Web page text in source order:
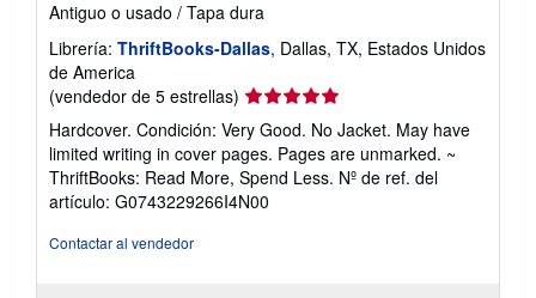
Antiguo o usado / Tapa dura
Librería: ThriftBooks-Dallas, Dallas, TX, Estados Unidos
de America
(vendedor de 5 estrellas) Calificación
del
vendedor:
5
de
5
Hardcover. Condición: Very Good. No Jacket. May have
limited writing in cover pages. Pages are unmarked. ~
ThriftBooks: Read More, Spend Less. Nº de ref. del
artículo: G0743229266I4N00
Contactar al vendedor